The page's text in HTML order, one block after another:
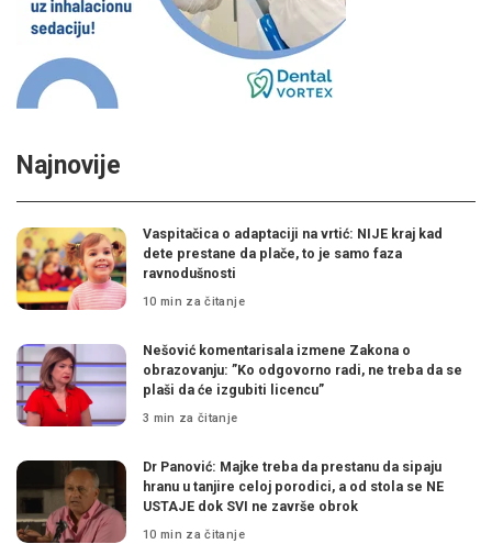
Najnovije
Vaspitačica o adaptaciji na vrtić: NIJE kraj kad
dete prestane da plače, to je samo faza
ravnodušnosti
10 min za čitanje
Nešović komentarisala izmene Zakona o
obrazovanju: ”Ko odgovorno radi, ne treba da se
plaši da će izgubiti licencu”
3 min za čitanje
Dr Panović: Majke treba da prestanu da sipaju
hranu u tanjire celoj porodici, a od stola se NE
USTAJE dok SVI ne završe obrok
10 min za čitanje